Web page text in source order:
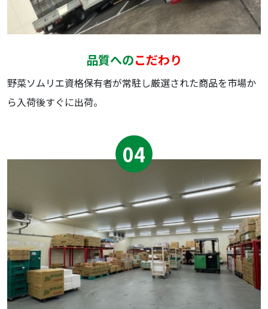
品質へのこだわり
野菜ソムリエ資格保有者が常駐し厳選された商品を市場か
ら⼊荷後すぐに出荷。
04